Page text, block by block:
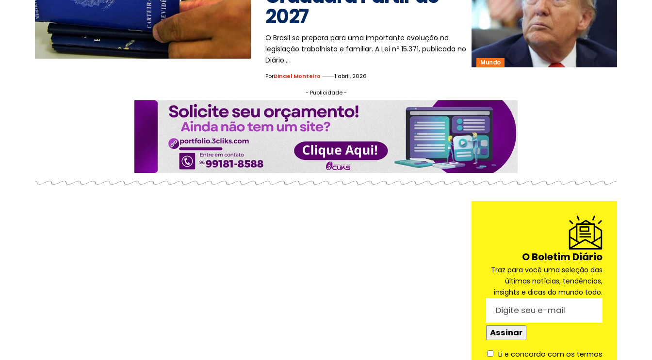
2027
O Brasil se prepara para uma importante evolução na
legislação trabalhista e familiar. A Lei nº 15.371, publicada no
Diário…
PorDinael Monteiro 1 abril, 2026
Mundo
- Publicidade -
O Boletim Diário
Traz para você uma seleção das
últimas notícias, tendências,
insights e dicas do mundo todo.
Li e concordo com os termos